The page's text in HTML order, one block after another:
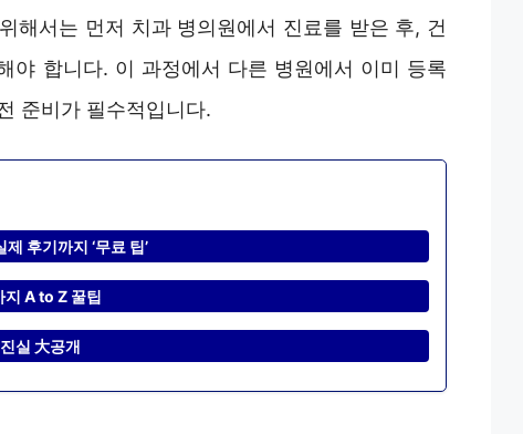
해서는 먼저 치과 병의원에서 진료를 받은 후, 건
야 합니다. 이 과정에서 다른 병원에서 이미 등록
준비가 필수적입니다.
후기까지 ‘무료 팁’
지 A to Z 꿀팁
실 大공개